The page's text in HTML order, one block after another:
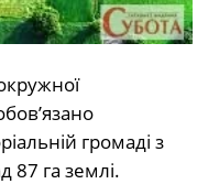
громаді з
87 га землі.